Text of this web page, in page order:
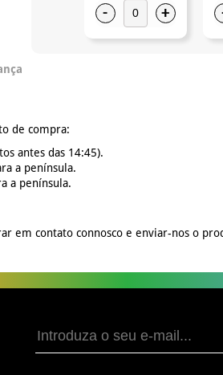
- +
de compra:
antes das 14:45).
a península.
a península.
em contato connosco e enviar-nos o